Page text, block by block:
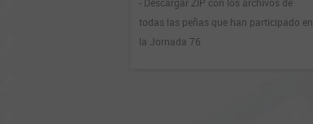
- Descargar ZIP con los archivos de
todas las peñas que han participado en
la Jornada 76